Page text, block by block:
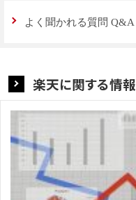
よく聞かれる質問 Q&A
楽天に関する情報